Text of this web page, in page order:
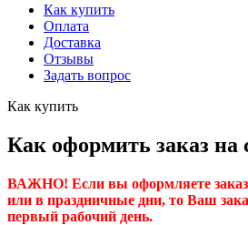
Как купить
Оплата
Доставка
Отзывы
Задать вопрос
Как купить
Как оформить заказ на
ВАЖНО! Если вы оформляете заказ
или в праздничные дни, то Ваш
первый рабочий день.